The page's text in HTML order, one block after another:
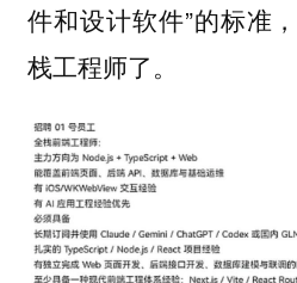
件和设计软件”的标准
栈工程师了。